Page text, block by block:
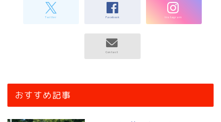
おすすめ記事